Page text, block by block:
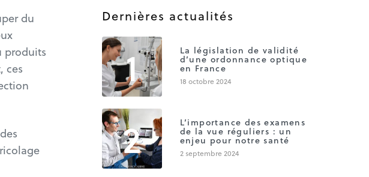
du
produits
ces
Dernières actualités
1 La législation de validité
d’une ordonnance optique
en France
18 octobre 2024
2 L’importance des examens
de la vue réguliers : un
enjeu pour notre santé
2 septembre 2024